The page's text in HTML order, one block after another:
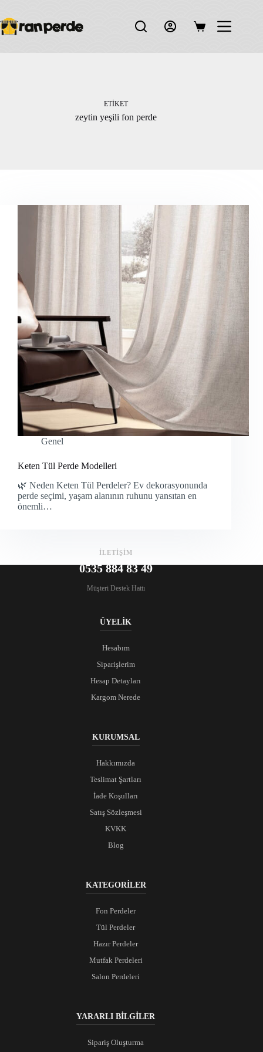
content
Shopping
ETIKET
zeytin yeşili fon perde
Genel
Keten Tül Perde Modelleri
🌿 Neden Keten Tül Perdeler? Ev dekorasyonunda
perde seçimi, yaşam alanının ruhunu yansıtan en
önemli…
İLETİŞİM
0535 884 83 49
Müşteri Destek Hattı
ÜYELİK
Hesabım
Siparişlerim
Hesap Detayları
Kargom Nerede
KURUMSAL
Hakkımızda
Teslimat Şartları
İade Koşulları
Satış Sözleşmesi
KVKK
Blog
KATEGORİLER
Fon Perdeler
Tül Perdeler
Hazır Perdeler
Mutfak Perdeleri
Salon Perdeleri
YARARLI BİLGİLER
Sipariş Oluşturma